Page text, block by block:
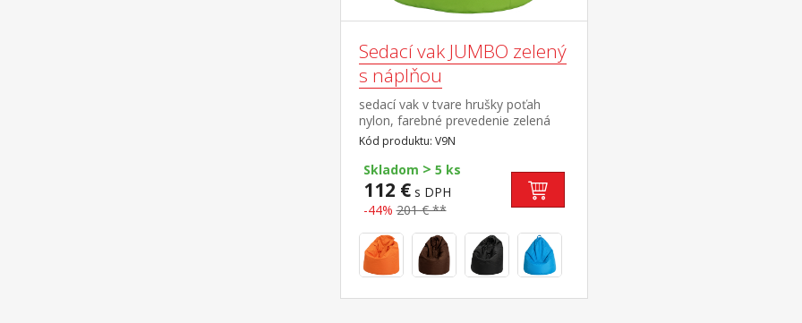
Sedací vak JUMBO zelený
s náplňou
sedací vak v tvare hrušky poťah
nylon, farebné prevedenie zelená
plnený guličkami z polystyrolu,
obsah náplne 400 l zipsový uzáver,
náplň možné dopĺňať alebo
odoberať cena vrátane náplne
Kód produktu: V9N
Skladom > 5 ks
112 €s DPH
-44% 201 € **